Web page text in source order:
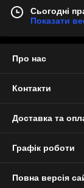
Сьогодні
Показати
Про нас
Контакти
Доставка та
Графік роботи
Повна версія